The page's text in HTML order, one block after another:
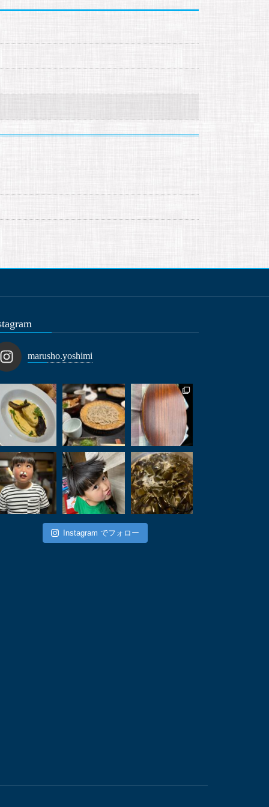
marusho.yoshimi
Instagram でフォロー